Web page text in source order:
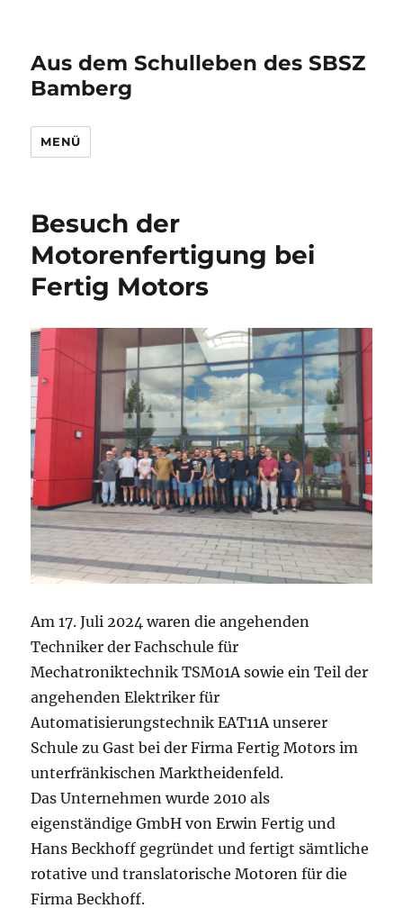
Aus dem Schulleben des SBSZ
Bamberg
MENÜ
Besuch der
Motorenfertigung bei
Fertig Motors
Am 17. Juli 2024 waren die angehenden
Techniker der Fachschule für
Mechatroniktechnik TSM01A sowie ein Teil der
angehenden Elektriker für
Automatisierungstechnik EAT11A unserer
Schule zu Gast bei der Firma Fertig Motors im
unterfränkischen Marktheidenfeld.
Das Unternehmen wurde 2010 als
eigenständige GmbH von Erwin Fertig und
Hans Beckhoff gegründet und fertigt sämtliche
rotative und translatorische Motoren für die
Firma Beckhoff.